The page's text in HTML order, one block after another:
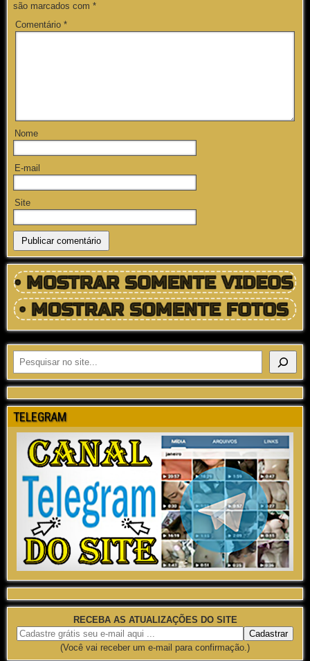
são marcados com *
Comentário *
Nome
E-mail
Site
TELEGRAM
RECEBA AS ATUALIZAÇÕES DO SITE
(Você vai receber um e-mail para confirmação.)